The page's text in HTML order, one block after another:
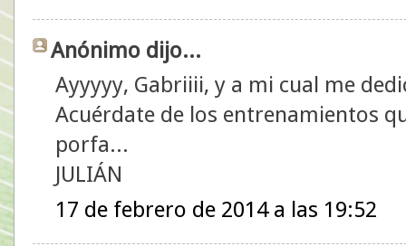
Anónimo dijo...
Ayyyyy, Gabriiii, y a mi cual me
Acuérdate de los entrenamientos
porfa...
JULIÁN
17 de febrero de 2014 a las 19:52